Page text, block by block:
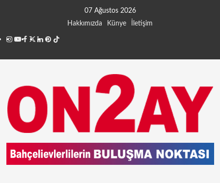
07 Ağustos 2026
Hakkımızda
Künye İletişim